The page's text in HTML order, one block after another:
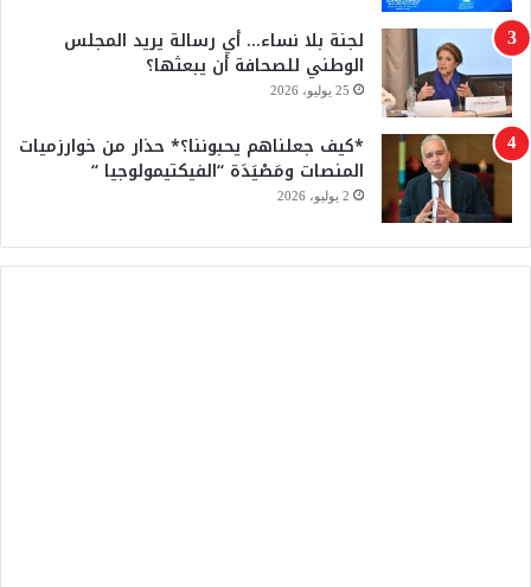
لجنة بلا نساء… أي رسالة يريد المجلس
الوطني للصحافة أن يبعثها؟
25 يوليو، 2026
*كيف جعلناهم يحبوننا؟* حذار من خوارزميات
المنصات ومَصْيَدَة “الفيكتيمولوجيا “
2 يوليو، 2026